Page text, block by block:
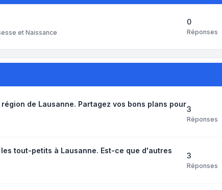
et Naissance
0
Réponses
de Lausanne. Partagez vos bons plans pour
3
Réponses
tout-petits à Lausanne. Est-ce que d'autres
3
Réponses